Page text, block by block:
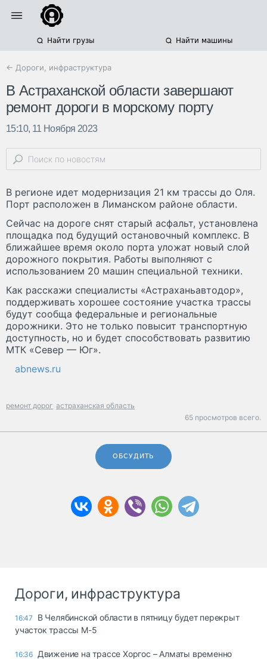
Найти грузы Найти машины
← Дороги, инфраструктура
В Астраханской области завершают
ремонт дороги в морскому порту
15:10, 11 Ноября 2023
В регионе идет модернизация 21 км трассы до Оля.
Порт расположен в Лиманском районе области.
Сейчас на дороге снят старый асфальт, установлена
площадка под будущий остановочный комплекс. В
ближайшее время около порта уложат новый слой
дорожного покрытия. Работы выполняют с
использованием 20 машин специальной техники.
Как расскажи специалисты «Астраханьавтодор»,
поддерживать хорошее состояние участка трассы
будут сообща федеральные и региональные
дорожники. Это не только повысит транспортную
доступность, но и будет способствовать развитию
МТК «Север — Юг».
abnews.ru
ремонт дорог астраханская область
65 просмотров всего.
ОБСУДИТЬ
Дороги, инфраструктура
16:47
В Челябинской области в пятницу будет перекрыт
участок трассы М-5
16:36 Движение на трассе Хоргос – Алматы временно